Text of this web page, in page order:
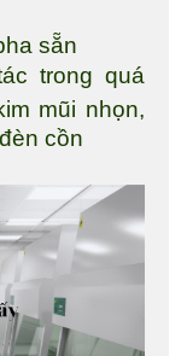
sẵn
trong quá
mũi nhọn,
cồn